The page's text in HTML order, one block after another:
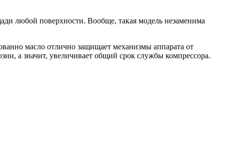
любой поверхности. Вообще, такая модель незаменима
масло отлично защищает механизмы аппарата от
а значит, увеличивает общий срок службы компрессора.